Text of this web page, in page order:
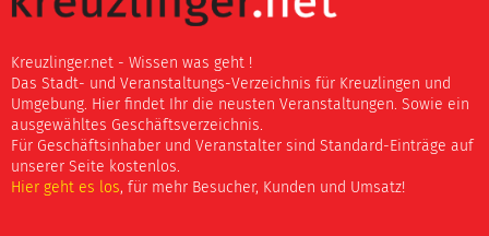
Kreuzlinger.net - Wissen was geht !
Das Stadt- und Veranstaltungs-Verzeichnis für Kreuzlingen und
Umgebung. Hier findet Ihr die neusten Veranstaltungen. Sowie ein
ausgewähltes Geschäftsverzeichnis.
Für Geschäftsinhaber und Veranstalter sind Standard-Einträge auf
unserer Seite kostenlos.
Hier geht es los, für mehr Besucher, Kunden und Umsatz!